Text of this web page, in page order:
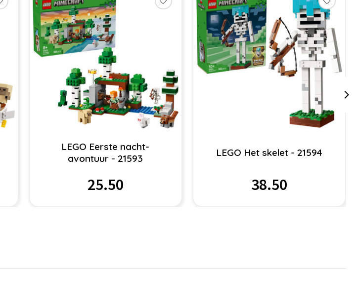
LEGO Eerste nacht-
avontuur - 21593
25.50
LEGO Het skelet - 21594
38.50